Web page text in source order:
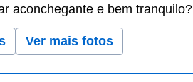
aconchegante e bem tranquilo?
Ver mais fotos